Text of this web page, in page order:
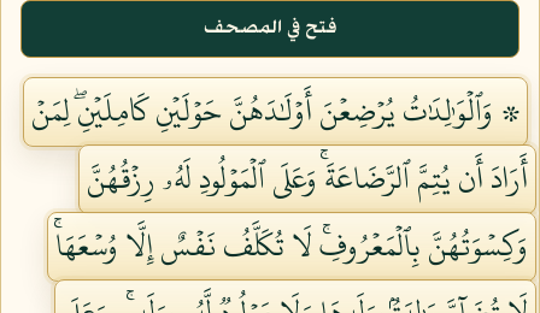
فتح في المصحف
۞ وَٱلۡوَٰلِدَٰتُ يُرۡضِعۡنَ أَوۡلَٰدَهُنَّ حَوۡلَيۡنِ كَامِلَيۡنِۖ لِمَنۡ
أَرَادَ أَن يُتِمَّ ٱلرَّضَاعَةَۚ وَعَلَى ٱلۡمَوۡلُودِ لَهُۥ رِزۡقُهُنَّ
وَكِسۡوَتُهُنَّ بِٱلۡمَعۡرُوفِۚ لَا تُكَلَّفُ نَفۡسٌ إِلَّا وُسۡعَهَاۚ